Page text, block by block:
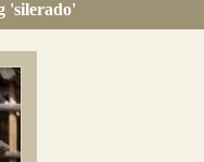
'silerado'